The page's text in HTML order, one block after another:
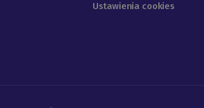
Ustawienia cookies